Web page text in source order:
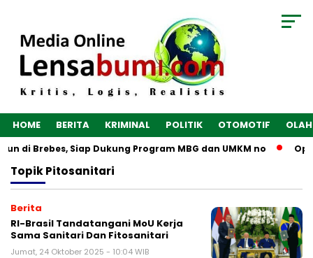
HOME BERITA KRIMINAL POLITIK OTOMOTIF
di Brebes, Siap Dukung Program MBG dan UMKM no
TopikPitosanitari
Berita
RI-Brasil Tandatangani MoU Kerja
Sama Sanitari Dan Fitosanitari
Jumat, 24 Oktober 2025 - 10:04 WIB